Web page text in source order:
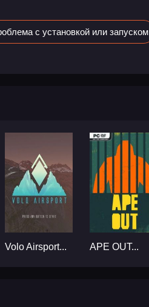
с установкой или запуском
Volo Airsport... APE OUT...